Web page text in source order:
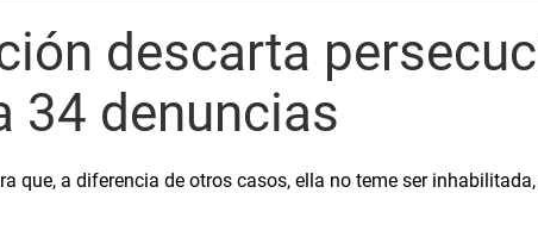
descarta
34 denuncias
que, a diferencia de otros casos, ella no teme ser